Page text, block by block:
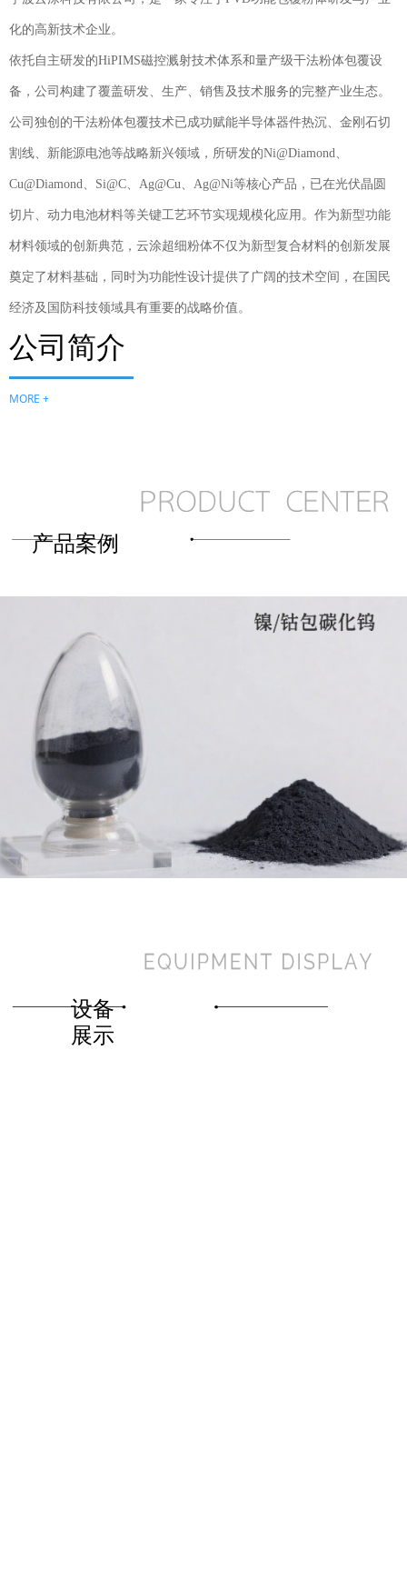
MORE +
化的高新技术企业。
依托自主研发的HiPIMS磁控溅射技术体系和量产级干法粉体包覆设
备，公司构建了覆盖研发、生产、销售及技术服务的完整产业生态。
公司独创的干法粉体包覆技术已成功赋能半导体器件热沉、金刚石切
割线、新能源电池等战略新兴领域，所研发的Ni@Diamond、
Cu@Diamond、Si@C、Ag@Cu、Ag@Ni等核心产品，已在光伏晶圆
切片、动力电池材料等关键工艺环节实现规模化应用。作为新型功能
材料领域的创新典范，云涂超细粉体不仅为新型复合材料的创新发展
奠定了材料基础，同时为功能性设计提供了广阔的技术空间，在国民
经济及国防科技领域具有重要的战略价值。
公司简介
产品案例
设备
展示